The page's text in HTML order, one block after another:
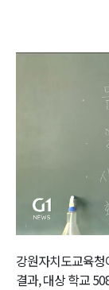
강원자치도교육
결과, 대상 학교